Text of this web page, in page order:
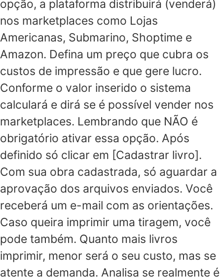
opção, a plataforma distribuirá (venderá)
nos marketplaces como Lojas
Americanas, Submarino, Shoptime e
Amazon. Defina um preço que cubra os
custos de impressão e que gere lucro.
Conforme o valor inserido o sistema
calculará e dirá se é possível vender nos
marketplaces. Lembrando que NÃO é
obrigatório ativar essa opção. Após
definido só clicar em [Cadastrar livro].
Com sua obra cadastrada, só aguardar a
aprovação dos arquivos enviados. Você
receberá um e-mail com as orientações.
Caso queira imprimir uma tiragem, você
pode também. Quanto mais livros
imprimir, menor será o seu custo, mas se
atente a demanda. Analisa se realmente é